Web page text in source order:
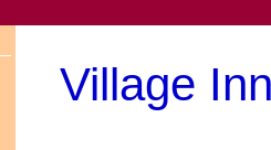
Village